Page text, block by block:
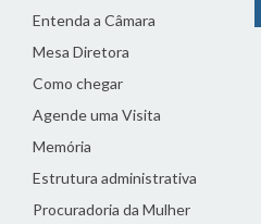
Entenda a Câmara
Mesa Diretora
Como chegar
Agende uma Visita
Memória
Estrutura administrativa
Procuradoria da Mulher